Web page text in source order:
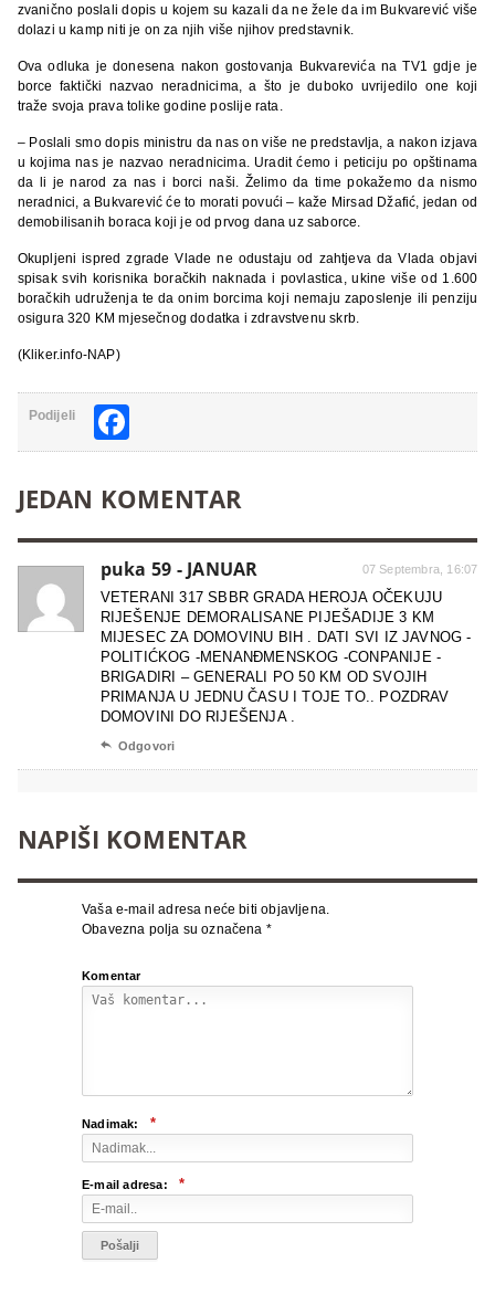
zvanično poslali dopis u kojem su kazali da ne žele da im Bukvarević više
dolazi u kamp niti je on za njih više njihov predstavnik.
Ova odluka je donesena nakon gostovanja Bukvarevića na TV1 gdje je
borce faktički nazvao neradnicima, a što je duboko uvrijedilo one koji
traže svoja prava tolike godine poslije rata.
– Poslali smo dopis ministru da nas on više ne predstavlja, a nakon izjava
u kojima nas je nazvao neradnicima. Uradit ćemo i peticiju po opštinama
da li je narod za nas i borci naši. Želimo da time pokažemo da nismo
neradnici, a Bukvarević će to morati povući – kaže Mirsad Džafić, jedan od
demobilisanih boraca koji je od prvog dana uz saborce.
Okupljeni ispred zgrade Vlade ne odustaju od zahtjeva da Vlada objavi
spisak svih korisnika boračkih naknada i povlastica, ukine više od 1.600
boračkih udruženja te da onim borcima koji nemaju zaposlenje ili penziju
osigura 320 KM mjesečnog dodatka i zdravstvenu skrb.
(Kliker.info-NAP)
Podijeli
JEDAN KOMENTAR
puka 59 - JANUAR 07 Septembra, 16:07
VETERANI 317 SBBR GRADA HEROJA OČEKUJU
RIJEŠENJE DEMORALISANE PIJEŠADIJE 3 KM
MIJESEC ZA DOMOVINU BIH . DATI SVI IZ JAVNOG -
POLITIĆKOG -MENANĐMENSKOG -CONPANIJE -
BRIGADIRI – GENERALI PO 50 KM OD SVOJIH
PRIMANJA U JEDNU ČASU I TOJE TO.. POZDRAV
DOMOVINI DO RIJEŠENJA .
 Odgovori
NAPIŠI KOMENTAR
Vaša e-mail adresa neće biti objavljena.
Obavezna polja su označena *
Komentar
Nadimak: *
E-mail adresa: *